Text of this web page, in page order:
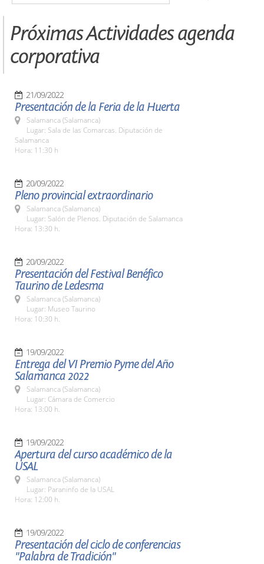
Próximas Actividades agenda
corporativa
21/09/2022
Presentación de la Feria de la Huerta
Salamanca (Salamanca)
Lugar: Sala de las Comarcas. Diputación de
Salamanca
Hora: 11:30 h
20/09/2022
Pleno provincial extraordinario
Salamanca (Salamanca)
Lugar: Salón de Plenos. Diputación de Salamanca
Hora: 13:30 h.
20/09/2022
Presentación del Festival Benéfico
Taurino de Ledesma
Salamanca (Salamanca)
Lugar: Museo Taurino
Hora: 10:30 h.
19/09/2022
Entrega del VI Premio Pyme del Año
Salamanca 2022
Salamanca (Salamanca)
Lugar: Cámara de Comercio
Hora: 13:00 h.
19/09/2022
Apertura del curso académico de la
USAL
Salamanca (Salamanca)
Lugar: Paraninfo de la USAL
Hora: 12:00 h.
19/09/2022
Presentación del ciclo de conferencias
"Palabra de Tradición"